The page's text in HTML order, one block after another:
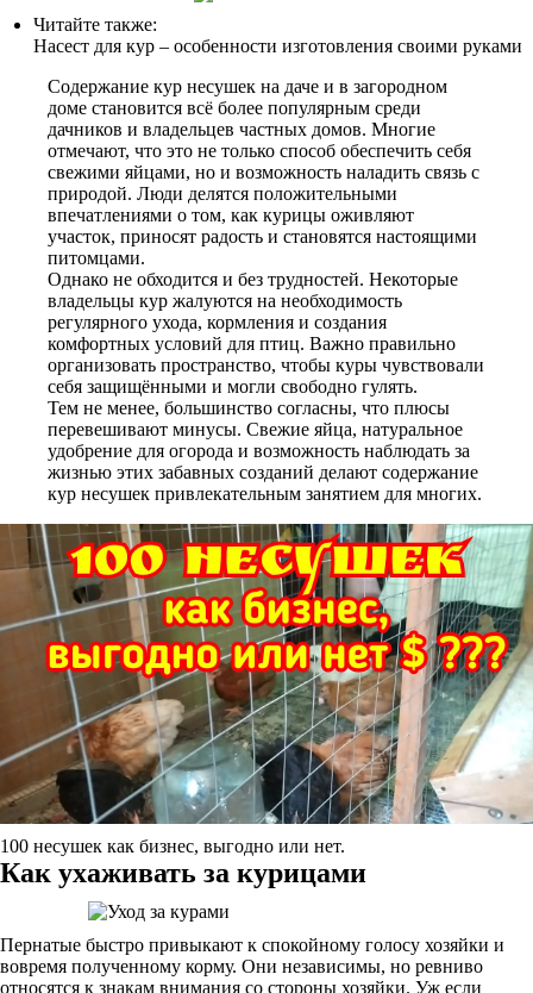
Читайте также:
Насест для кур – особенности изготовления своими руками
Содержание кур несушек на даче и в загородном
доме становится всё более популярным среди
дачников и владельцев частных домов. Многие
отмечают, что это не только способ обеспечить себя
свежими яйцами, но и возможность наладить связь с
природой. Люди делятся положительными
впечатлениями о том, как курицы оживляют
участок, приносят радость и становятся настоящими
питомцами.
Однако не обходится и без трудностей. Некоторые
владельцы кур жалуются на необходимость
регулярного ухода, кормления и создания
комфортных условий для птиц. Важно правильно
организовать пространство, чтобы куры чувствовали
себя защищёнными и могли свободно гулять.
Тем не менее, большинство согласны, что плюсы
перевешивают минусы. Свежие яйца, натуральное
удобрение для огорода и возможность наблюдать за
жизнью этих забавных созданий делают содержание
кур несушек привлекательным занятием для многих.
100 несушек как бизнес, выгодно или нет.
Как ухаживать за курицами
Пернатые быстро привыкают к спокойному голосу хозяйки и
вовремя полученному корму. Они независимы, но ревниво
относятся к знакам внимания со стороны хозяйки. Уж если